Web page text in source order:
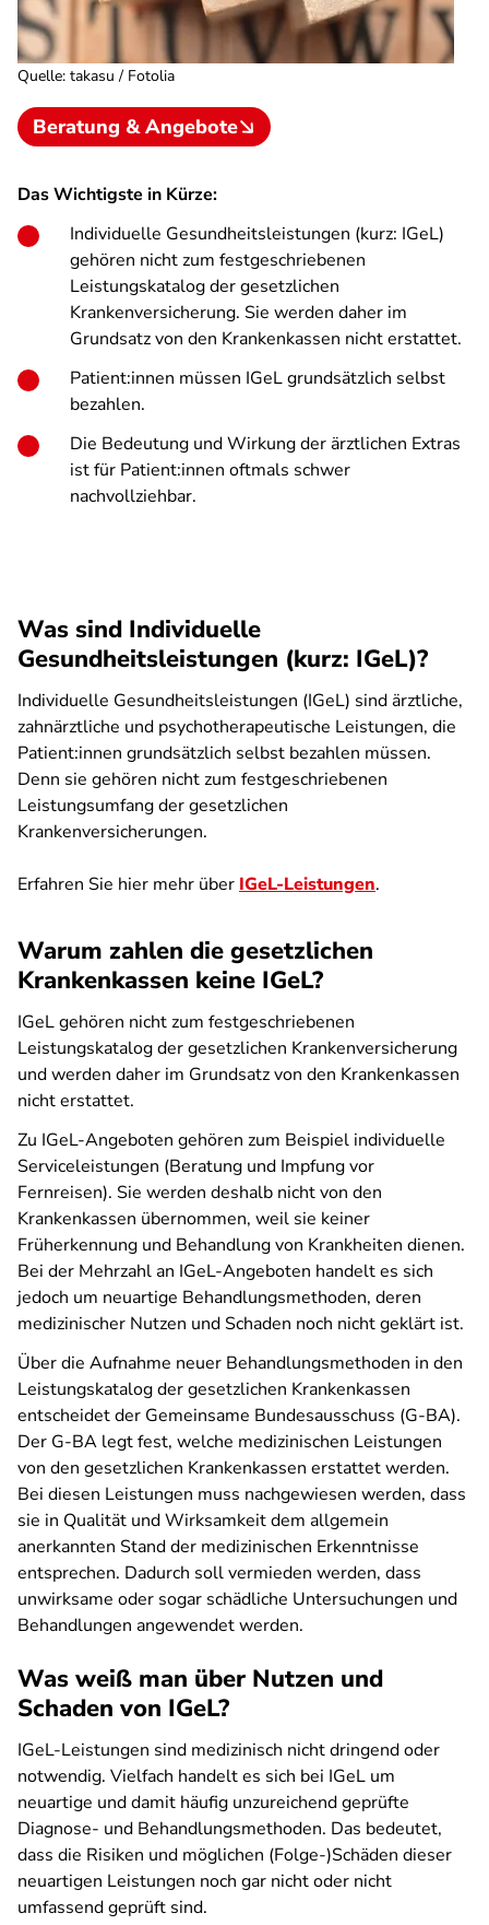
Quelle: takasu / Fotolia
Beratung & Angebote
Das Wichtigste in Kürze:
Individuelle Gesundheitsleistungen (kurz: IGeL)
gehören nicht zum festgeschriebenen
Leistungskatalog der gesetzlichen
Krankenversicherung. Sie werden daher im
Grundsatz von den Krankenkassen nicht erstattet.
Patient:innen müssen IGeL grundsätzlich selbst
bezahlen.
Die Bedeutung und Wirkung der ärztlichen Extras
ist für Patient:innen oftmals schwer
nachvollziehbar.
Was sind Individuelle
Gesundheitsleistungen (kurz: IGeL)?
Individuelle Gesundheitsleistungen (IGeL) sind ärztliche,
zahnärztliche und psychotherapeutische Leistungen, die
Patient:innen grundsätzlich selbst bezahlen müssen.
Denn sie gehören nicht zum festgeschriebenen
Leistungsumfang der gesetzlichen
Krankenversicherungen.
Erfahren Sie hier mehr über IGeL-Leistungen.
Warum zahlen die gesetzlichen
Krankenkassen keine IGeL?
IGeL gehören nicht zum festgeschriebenen
Leistungskatalog der gesetzlichen Krankenversicherung
und werden daher im Grundsatz von den Krankenkassen
nicht erstattet.
Zu IGeL-Angeboten gehören zum Beispiel individuelle
Serviceleistungen (Beratung und Impfung vor
Fernreisen). Sie werden deshalb nicht von den
Krankenkassen übernommen, weil sie keiner
Früherkennung und Behandlung von Krankheiten dienen.
Bei der Mehrzahl an IGeL-Angeboten handelt es sich
jedoch um neuartige Behandlungsmethoden, deren
medizinischer Nutzen und Schaden noch nicht geklärt ist.
Über die Aufnahme neuer Behandlungsmethoden in den
Leistungskatalog der gesetzlichen Krankenkassen
entscheidet der Gemeinsame Bundesausschuss (G-BA).
Der G-BA legt fest, welche medizinischen Leistungen
von den gesetzlichen Krankenkassen erstattet werden.
Bei diesen Leistungen muss nachgewiesen werden, dass
sie in Qualität und Wirksamkeit dem allgemein
anerkannten Stand der medizinischen Erkenntnisse
entsprechen. Dadurch soll vermieden werden, dass
unwirksame oder sogar schädliche Untersuchungen und
Behandlungen angewendet werden.
Was weiß man über Nutzen und
Schaden von IGeL?
IGeL-Leistungen sind medizinisch nicht dringend oder
notwendig. Vielfach handelt es sich bei IGeL um
neuartige und damit häufig unzureichend geprüfte
Diagnose- und Behandlungsmethoden. Das bedeutet,
dass die Risiken und möglichen (Folge-)Schäden dieser
neuartigen Leistungen noch gar nicht oder nicht
umfassend geprüft sind.